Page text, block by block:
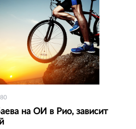
на ОИ в Рио, зависит